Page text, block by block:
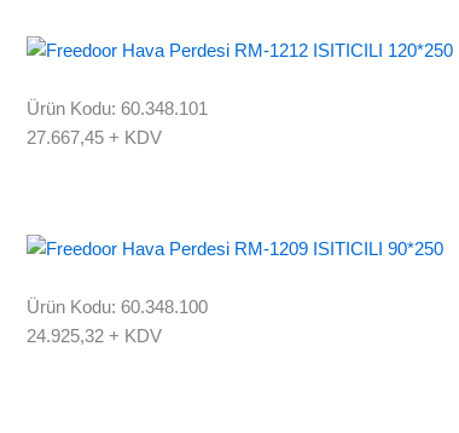
Ürün Kodu: 60.348.101
27.667,45 + KDV
Ürün Kodu: 60.348.100
24.925,32 + KDV